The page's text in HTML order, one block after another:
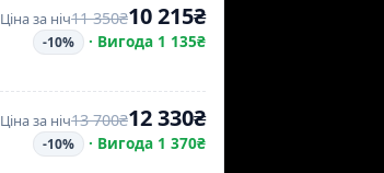
Ціна за ніч11 350₴10 215₴
-10% · Вигода 1 135₴
Ціна за ніч13 700₴12 330₴
-10% · Вигода 1 370₴